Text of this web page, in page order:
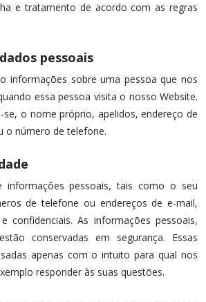
e tratamento de acordo com as regras
pessoais
informações sobre uma pessoa que nos
essa pessoa visita o nosso Website.
se, o nome próprio, apelidos, endereço de
o número de telefone.
informações pessoais, tais como o seu
de telefone ou endereços de e-mail,
confidenciais. As informações pessoais,
conservadas em segurança. Essas
apenas com o intuito para qual nos
responder às suas questões.